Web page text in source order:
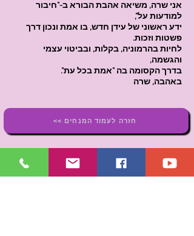
אני שרה, משיאה אהבת הבורא ב-"חיבור
למודעות על",
ידע ראשוני של עידן חדש, בו אמת ונכון דרך
פשטות וזכות.
לחיות בהרמוניה, בקלות, ובביטוי עצמי
והגשמה,
בדרך הקסומה בה "אמת בכל עת".
באהבה, שרה
<< חזרה לעמוד המנחים
ועל כן מבטאים גילוי השפעתה - בכותר: